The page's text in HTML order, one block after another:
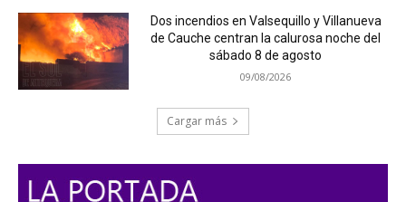
Dos incendios en Valsequillo y Villanueva
de Cauche centran la calurosa noche del
sábado 8 de agosto
09/08/2026
Cargar más